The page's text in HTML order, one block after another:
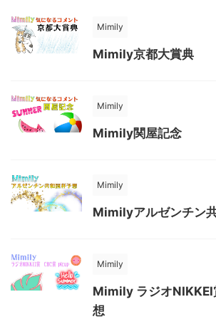
Mimily
Mimily京都大賞典
Mimily
Mimily関屋記念
Mimily
Mimilyアルゼンチン
Mimily
Mimily ラジオ
想